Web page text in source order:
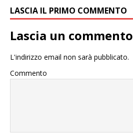
LASCIA IL PRIMO COMMENTO
Lascia un commento
L'indirizzo email non sarà pubblicato.
Commento